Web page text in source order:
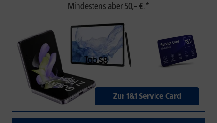
Mindestens aber 50,– €.*
Zur 1&1 Service Card